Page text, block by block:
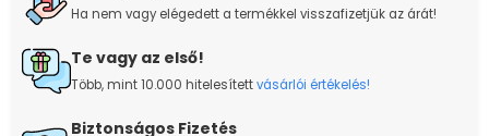
Ha nem vagy elégedett a termékkel visszafizetjük az árát!
Te vagy az első!
Több, mint 10.000 hitelesítettvásárlói értékelés!
Biztonságos Fizetés